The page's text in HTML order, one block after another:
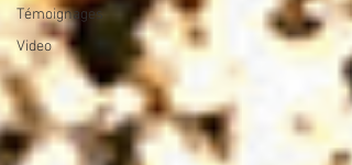
Témoignages
Video